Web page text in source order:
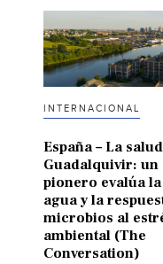
INTERNACIONAL
España – La
Guadalquivir: un
pionero evalúa
agua y la
microbios al
ambiental (The
Conversation)